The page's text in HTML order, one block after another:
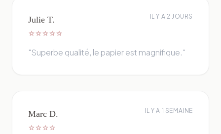
Julie T.
starstarstarstarstar
IL Y A 2 JOURS
"Superbe qualité, le papier est magnifique."
Marc D.
starstarstarstar
IL Y A 1 SEMAINE